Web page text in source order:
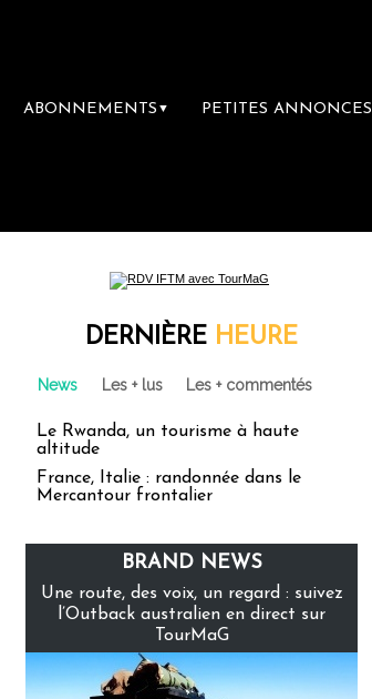
ABONNEMENTS ▼ PETITES ANNONCES
DERNIÈRE HEURE
News Les + lus Les + commentés
Le Rwanda, un tourisme à haute
altitude
France, Italie : randonnée dans le
Mercantour frontalier
BRAND NEWS
Une route, des voix, un regard : suivez
l’Outback australien en direct sur
TourMaG